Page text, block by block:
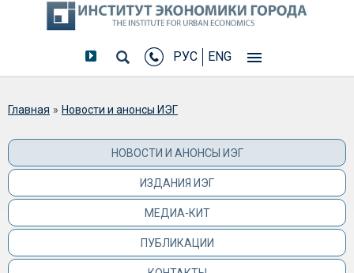
РУС ENG
Вы здесь
Главная » Новости и анонсы ИЭГ
НОВОСТИ И АНОНСЫ ИЭГ
ИЗДАНИЯ ИЭГ
МЕДИА-КИТ
ПУБЛИКАЦИИ